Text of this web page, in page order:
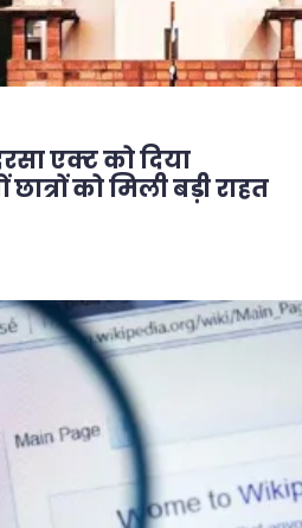
एक्ट को दिया
को मिली बड़ी राहत